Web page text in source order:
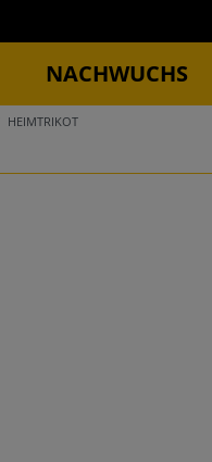
NACHWUCHS
HEIMTRIKOT